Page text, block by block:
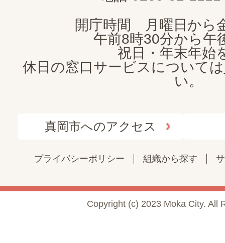
開庁時間 月曜日から
午前8時30分から午
祝日・年末年始
休日の窓口サービスについては
い。
真岡市へのアクセス
プライバシーポリシー 組織から探す
Copyright (c) 2023 Moka City. All